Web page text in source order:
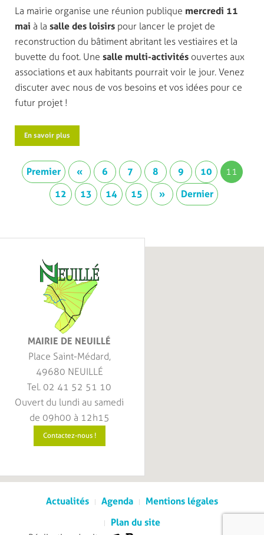
La mairie organise une réunion publique mercredi 11
mai à la salle des loisirs pour lancer le projet de
reconstruction du bâtiment abritant les vestiaires et la
buvette du foot. Une salle multi-activités ouvertes aux
associations et aux habitants pourrait voir le jour. Venez
discuter avec nous de vos besoins et vos idées pour ce
futur projet !
En savoir plus
Premier « 6 7 8 9 10
11
12
13 14 15 » Dernier
MAIRIE DE NEUILLÉ
Place Saint-Médard,
49680 NEUILLÉ
Tel. 02 41 52 51 10
Ouvert du lundi au samedi
de 09h00 à 12h15
Contactez-nous !
Actualités Agenda
Mentions légales
Plan du site